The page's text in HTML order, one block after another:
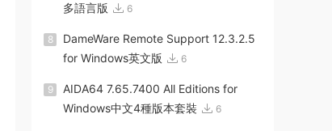
多語言版
6
8
DameWare Remote Support 12.3.2.5
for Windows英文版
6
9
AIDA64 7.65.7400 All Editions for
Windows中文4種版本套裝
6